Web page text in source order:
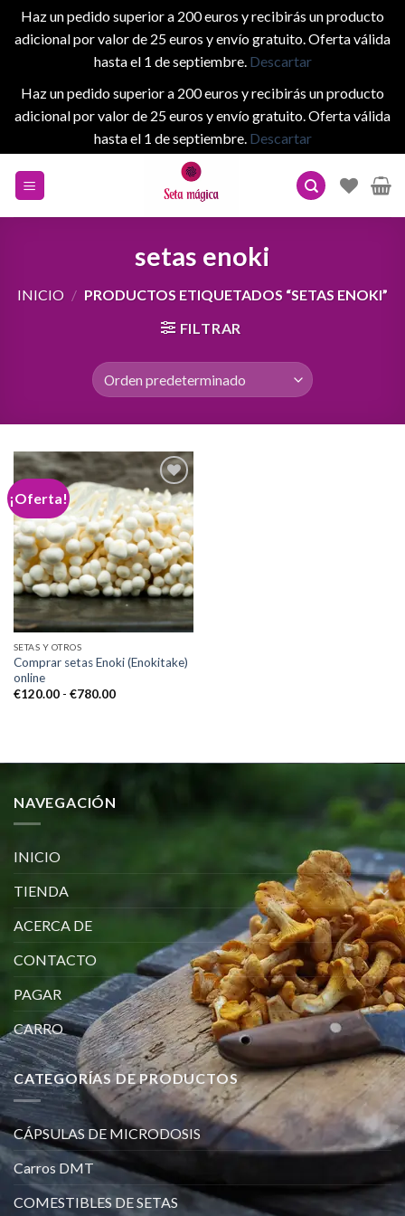
Haz un pedido superior a 200 euros y recibirás un producto
adicional por valor de 25 euros y envío gratuito. Oferta válida
hasta el 1 de septiembre. Descartar
Haz un pedido superior a 200 euros y recibirás un producto
adicional por valor de 25 euros y envío gratuito. Oferta válida
hasta el 1 de septiembre. Descartar
setas enoki
INICIO / PRODUCTOS ETIQUETADOS “SETAS ENOKI”
FILTRAR
¡Oferta!
Add to
wishlist
SETAS Y OTROS
Comprar setas Enoki (Enokitake)
online
€120.00 - €780.00Rango
€780.00
NAVEGACIÓN
INICIO
TIENDA
ACERCA DE
CONTACTO
PAGAR
CARRO
CATEGORÍAS DE PRODUCTOS
CÁPSULAS DE MICRODOSIS
Carros DMT
COMESTIBLES DE SETAS